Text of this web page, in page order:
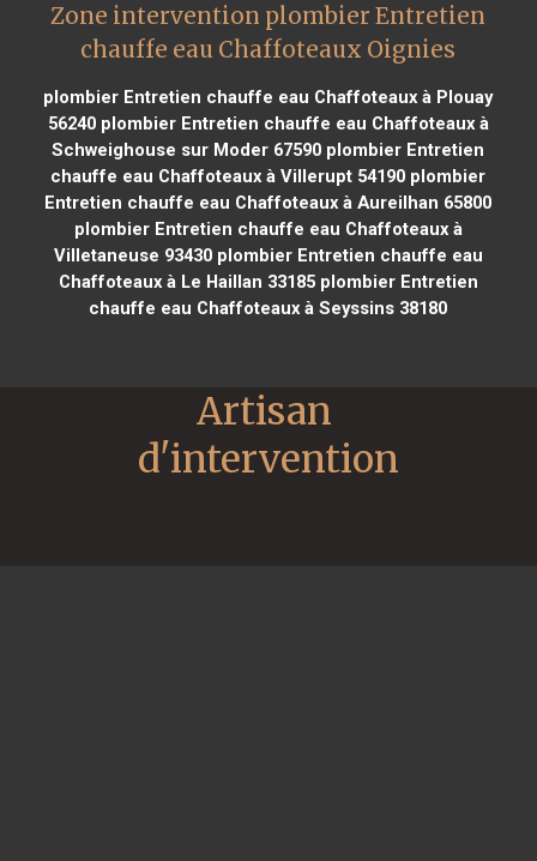
Zone intervention plombier Entretien
chauffe eau Chaffoteaux Oignies
plombier Entretien chauffe eau Chaffoteaux à Plouay
56240plombier Entretien chauffe eau Chaffoteaux à
Schweighouse sur Moder 67590 plombier Entretien
chauffe eau Chaffoteaux à Villerupt 54190 plombier
Entretien chauffe eau Chaffoteaux à Aureilhan 65800
plombier Entretien chauffe eau Chaffoteaux à
Villetaneuse 93430plombier Entretien chauffe eau
Chaffoteaux à Le Haillan 33185plombier Entretien
chauffe eau Chaffoteaux à Seyssins 38180
Artisan
d'intervention